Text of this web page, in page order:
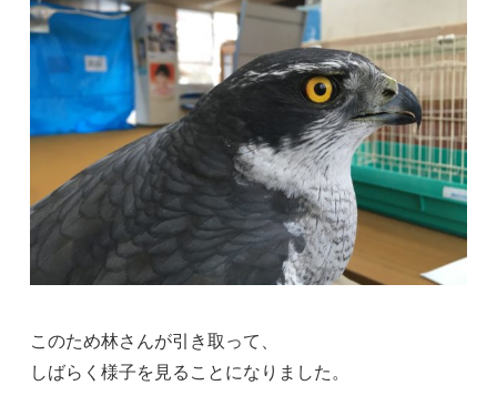
このため林さんが引き取って、
しばらく様子を見ることになりました。